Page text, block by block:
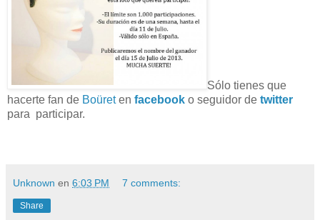
Sólo tienes que
hacerte fan de Boüreten facebook o seguidor de twitter
para participar.
Unknown en 6:03 PM 7 comments:
Share